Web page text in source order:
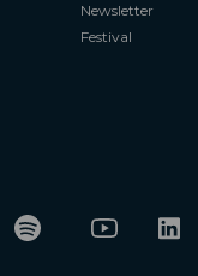
Newsletter
Festival